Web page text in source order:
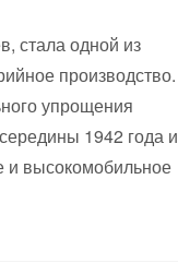
стала одной из
производство.
упрощения
1942 года и
и высокомобильное